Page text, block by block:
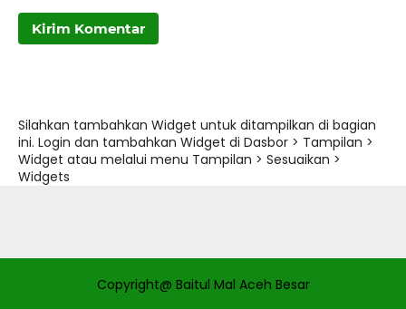
Silahkan tambahkan Widget untuk ditampilkan di bagian
ini. Login dan tambahkan Widget di Dasbor > Tampilan >
Widget atau melalui menu Tampilan > Sesuaikan >
Widgets
Copyright@ Baitul Mal Aceh Besar